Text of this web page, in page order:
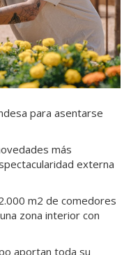
para asentarse
más
externa
m2 de comedores
zona interior con
aportan toda su